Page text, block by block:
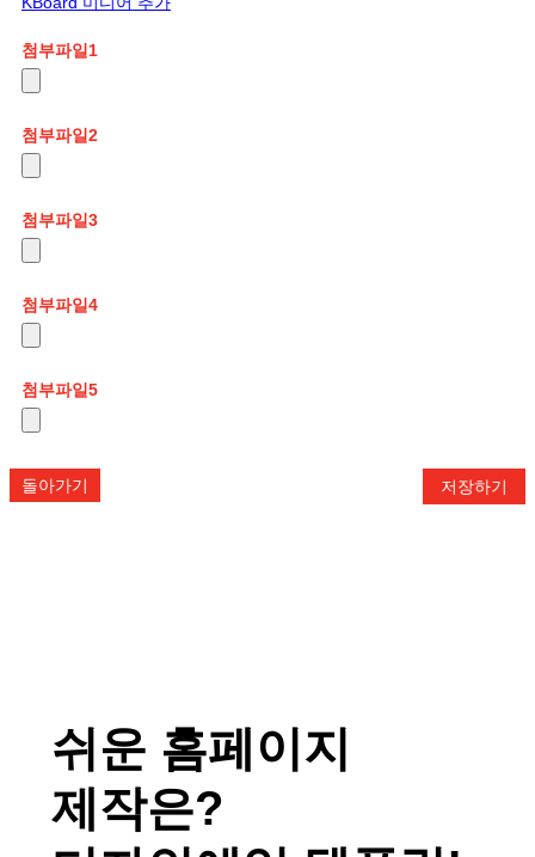
첨부파일 1
첨부파일2
첨부파일3
첨부파일4
첨부파일5
돌아가기 저장하기
쉬운 홈페이지
제작은?